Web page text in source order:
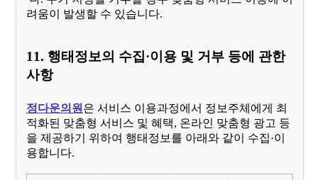
려움이 발생할 수 있습니다.
11. 행태정보의 수집·이용 및 거부 등에 관한
사항
정다운의원은 서비스 이용과정에서 정보주체에게 최
적화된 맞춤형 서비스 및 혜택, 온라인 맞춤형 광고 등
을 제공하기 위하여 행태정보를 아래와 같이 수집·이
용합니다.